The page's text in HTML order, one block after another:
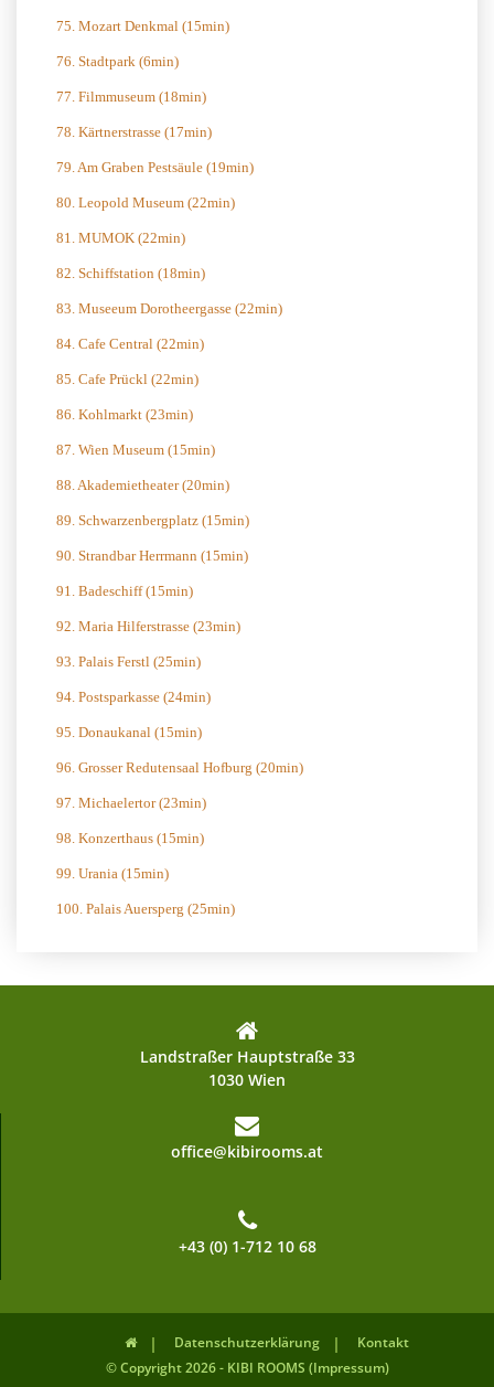
75. Mozart Denkmal (15min)
76. Stadtpark (6min)
77. Filmmuseum (18min)
78. Kärtnerstrasse (17min)
79. Am Graben Pestsäule (19min)
80. Leopold Museum (22min)
81. MUMOK (22min)
82. Schiffstation (18min)
83. Museeum Dorotheergasse (22min)
84. Cafe Central (22min)
85. Cafe Prückl (22min)
86. Kohlmarkt (23min)
87. Wien Museum (15min)
88. Akademietheater (20min)
89. Schwarzenbergplatz (15min)
90. Strandbar Herrmann (15min)
91. Badeschiff (15min)
92. Maria Hilferstrasse (23min)
93. Palais Ferstl (25min)
94. Postsparkasse (24min)
95. Donaukanal (15min)
96. Grosser Redutensaal Hofburg (20min)
97. Michaelertor (23min)
98. Konzerthaus (15min)
99. Urania (15min)
100. Palais Auersperg (25min)
Landstraßer Hauptstraße 33
1030 Wien
office@kibirooms.at
+43 (0) 1-712 10 68
Datenschutzerklärung
Kontakt
© Copyright 2026 - KIBI ROOMS (Impressum)